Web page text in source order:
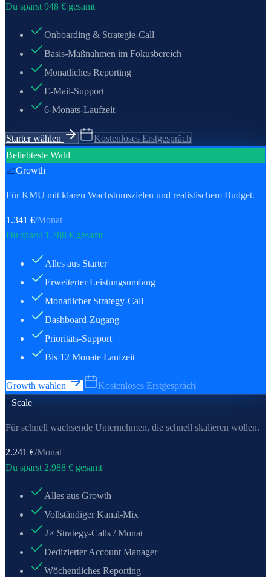
Du sparst 948 € gesamt
Onboarding & Strategie-Call
Basis-Maßnahmen im Fokusbereich
Monatliches Reporting
E-Mail-Support
6-Monats-Laufzeit
Starter wählen
Kostenloses Erstgespräch
Beliebteste Wahl
📈Growth
Für KMU mit klaren Wachstumszielen und realistischem Budget.
1.341 €/Monat
Du sparst 1.788 € gesamt
Alles aus Starter
Erweiterter Leistungsumfang
Monatlicher Strategy-Call
Dashboard-Zugang
Prioritäts-Support
Bis 12 Monate Laufzeit
Growth wählen
Kostenloses Erstgespräch
Scale
Für schnell wachsende Unternehmen, die schnell skalieren wollen.
2.241 €/Monat
Du sparst 2.988 € gesamt
Alles aus Growth
Vollständiger Kanal-Mix
2× Strategy-Calls / Monat
Dedizierter Account Manager
Wöchentliches Reporting